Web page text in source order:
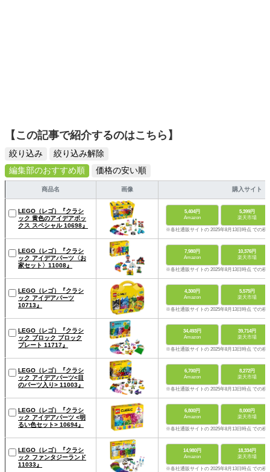
【この記事で紹介するのはこちら】
絞り込み
絞り込み解除
編集部のおすすめ順
価格の安い順
商品名 画像 購入サイト
LEGO（レゴ）『クラシ
ック 黄色のアイデアボッ
クス スペシャル 10698』
5,404円
Amazon
5,399円
楽天市場
※各社通販サイトの 2025年8月13日時点 での税
LEGO（レゴ）『クラシ
ック アイデアパーツ〈お
家セット〉11008』
7,980円
Amazon
10,376円
楽天市場
※各社通販サイトの 2025年8月13日時点 での税
LEGO（レゴ）『クラシ
ック アイデアパーツ
10713』
4,300円
Amazon
5,575円
楽天市場
※各社通販サイトの 2025年8月13日時点 での税
LEGO（レゴ）『クラシ
ック ブロック ブロック
プレート 11717』
34,493円
Amazon
39,714円
楽天市場
※各社通販サイトの 2025年8月13日時点 での税
LEGO（レゴ）『クラシ
ック アイデアパーツ<目
のパーツ入り> 11003』
6,700円
Amazon
8,272円
楽天市場
※各社通販サイトの 2025年8月13日時点 での税
LEGO（レゴ）『クラシ
ック アイデアパーツ <明
るい色セット> 10694』
6,800円
Amazon
8,000円
楽天市場
※各社通販サイトの 2025年8月13日時点 での税
LEGO（レゴ）『クラシ
ック ファンタジーランド
11033』
14,980円
Amazon
18,334円
楽天市場
※各社通販サイトの 2025年8月13日時点 での税